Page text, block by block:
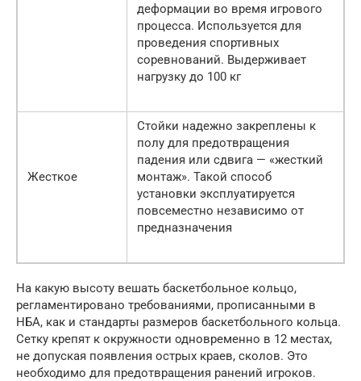
деформации во время игрового
процесса. Используется для
проведения спортивных
соревнований. Выдерживает
нагрузку до 100 кг
Жесткое
Стойки надежно закреплены к
полу для предотвращения
падения или сдвига — «жесткий
монтаж». Такой способ
установки эксплуатируется
повсеместно независимо от
предназначения
На какую высоту вешать баскетбольное кольцо,
регламентировано требованиями, прописанными в
НБА, как и стандарты размеров баскетбольного кольца.
Сетку крепят к окружности одновременно в 12 местах,
не допуская появления острых краев, сколов. Это
необходимо для предотвращения ранений игроков.